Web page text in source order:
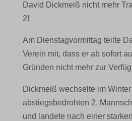
David Dickmeiß nicht mehr
2!
Am Dienstagvormittag teilte
Verein mit, dass er ab sofort
Gründen nicht mehr zur
Dickmeiß wechselte im
abstiegsbedrohten 2.
und landete nach einer